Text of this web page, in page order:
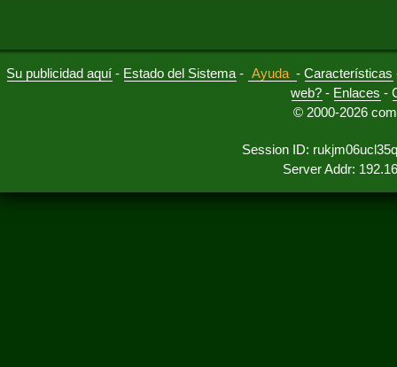
Su publicidad aquí - Estado del Sistema - Ayuda -Características
web? - Enlaces -
© 2000-2026
Session ID:
Server Addr: